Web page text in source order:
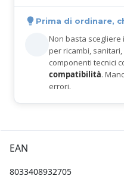
Prima di ordinare,
Non basta
per ricambi,
componenti tecnici
compatibilità.
errori.
EAN
8033408932705